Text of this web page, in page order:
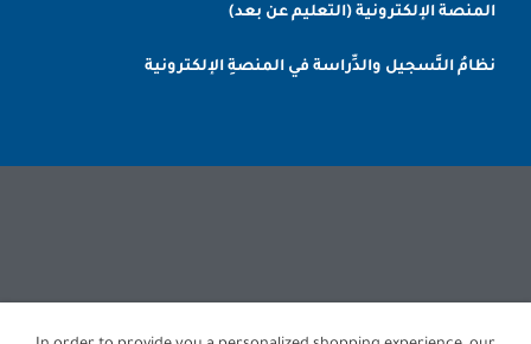
المنصة الإلكترونية (التعليم عن بعد)
نظامُ التَّسجيل والدِّراسة في المنصةِ الإلكترونية